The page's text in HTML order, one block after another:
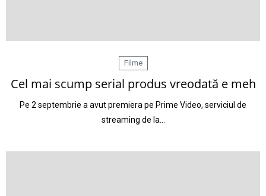
Filme
Cel mai scump serial produs vreodată e meh
Pe 2 septembrie a avut premiera pe Prime Video, serviciul de
streaming de la…